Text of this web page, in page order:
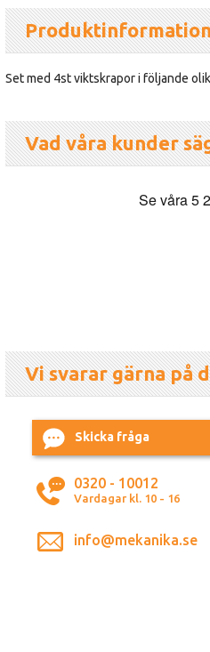
Set med 4st viktskrapor i följande
Vad våra kunder
Vi svarar gärna på
Skicka fråga
0320 - 10012
Vardagar kl. 10 - 16
info@mekanika.se